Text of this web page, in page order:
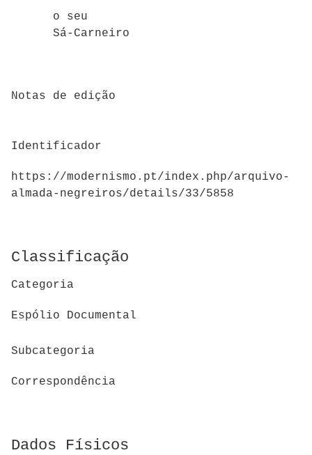
o seu
Sá-Carneiro
Notas de edição
Identificador
https://modernismo.pt/index.php/arquivo-
almada-negreiros/details/33/5858
Classificação
Categoria
Espólio Documental
Subcategoria
Correspondência
Dados Físicos